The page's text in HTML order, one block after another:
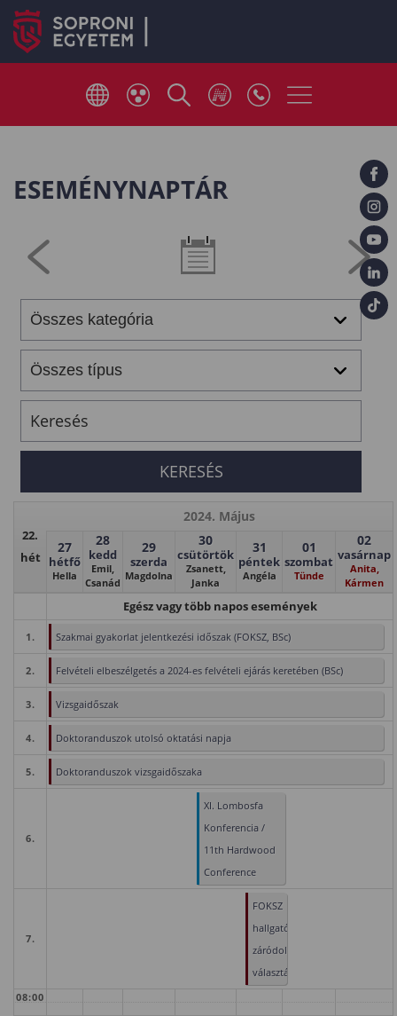
ESEMÉNYNAPTÁR
22.
hét
2024. Május
27
hétfő
Hella
28
kedd
Emil,
Csanád
29
szerda
Magdolna
30
csütörtök
Zsanett,
Janka
31
péntek
Angéla
01
szombat
Tünde
02
vasárnap
Anita,
Kármen
Egész vagy több napos események
1. Szakmai gyakorlat jelentkezési időszak (FOKSZ, BSc)
2. Felvételi elbeszélgetés a 2024-es felvételi ejárás keretében (BSc)
3. Vizsgaidőszak
4. Doktoranduszok utolsó oktatási napja
5. Doktoranduszok vizsgaidőszaka
6.
XI. Lombosfa
Konferencia /
11th Hardwood
Conference
7.
FOKSZ
hallgatók
záródolgozattéma-
választása
08:00